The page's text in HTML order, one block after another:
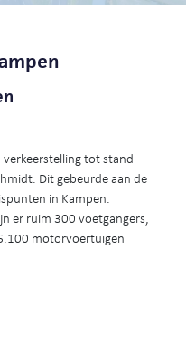
tot stand
Dit gebeurde aan de
in Kampen.
er ruim 300 voetgangers,
motorvoertuigen